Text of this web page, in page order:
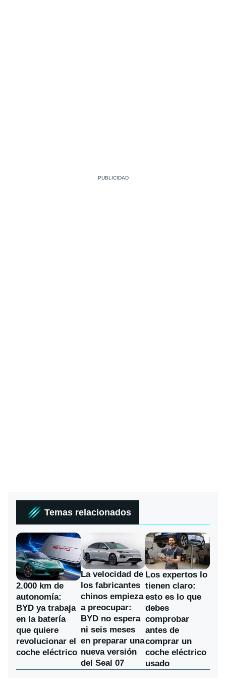
Temas relacionados
2.000 km de
autonomía:
BYD ya trabaja
en la batería
que quiere
revolucionar el
coche eléctrico
La velocidad de
los fabricantes
chinos empieza
a preocupar:
BYD no espera
ni seis meses
en preparar una
nueva versión
del Seal 07
Los expertos lo
tienen claro:
esto es lo que
debes
comprobar
antes de
comprar un
coche eléctrico
usado